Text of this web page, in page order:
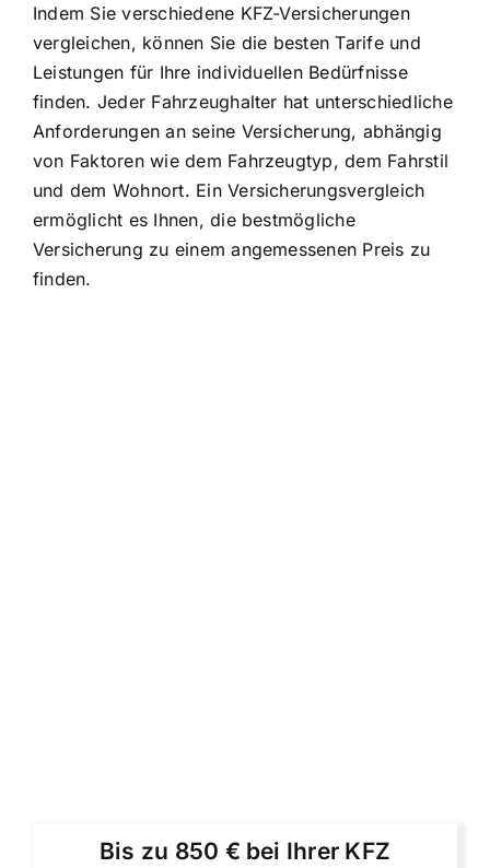
Indem Sie verschiedene KFZ-Versicherungen
vergleichen, können Sie die besten Tarife und
Leistungen für Ihre individuellen Bedürfnisse
finden. Jeder Fahrzeughalter hat unterschiedliche
Anforderungen an seine Versicherung, abhängig
von Faktoren wie dem Fahrzeugtyp, dem Fahrstil
und dem Wohnort. Ein Versicherungsvergleich
ermöglicht es Ihnen, die bestmögliche
Versicherung zu einem angemessenen Preis zu
finden.
Bis zu 850 € bei Ihrer KFZ